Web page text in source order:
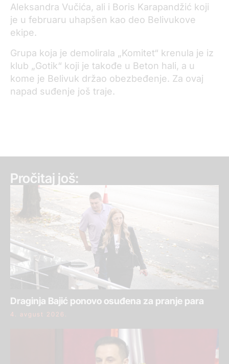
Aleksandra Vučića, ali i Boris Karapandžić koji
je u februaru uhapšen kao deo Belivukove
ekipe.
Grupa koja je demolirala „Komitet“ krenula je iz
klub „Gotik“ koji je takođe u Beton hali, a u
kome je Belivuk držao obezbeđenje. Za ovaj
napad suđenje još traje.
Pročitaj još:
Draginja Bajić ponovo osuđena za pranje para
4. avgust 2026.